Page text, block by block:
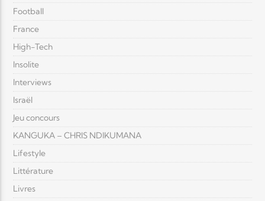
Football
France
High-Tech
Insolite
Interviews
Israël
Jeu concours
KANGUKA – CHRIS NDIKUMANA
Lifestyle
Littérature
Livres